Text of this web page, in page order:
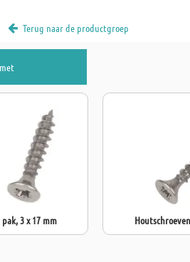
Terug naar de productgroep
3 x 17 mm